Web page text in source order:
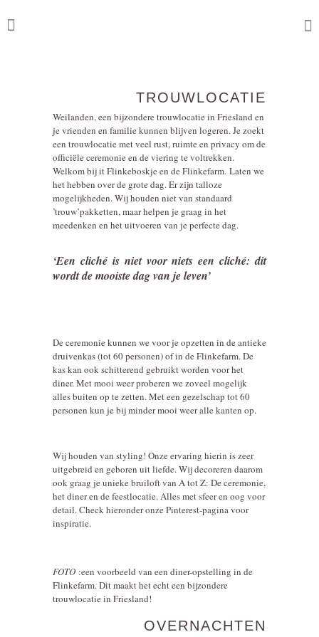
TROUWLOCATIE
Weilanden, een bijzondere trouwlocatie in Friesland en
je vrienden en familie kunnen blijven logeren. Je zoekt
een trouwlocatie met veel rust, ruimte en privacy om de
officiële ceremonie en de viering te voltrekken.
Welkom bij it Flinkeboskje en de Flinkefarm. Laten we
het hebben over de grote dag. Er zijn talloze
mogelijkheden. Wij houden niet van standaard
’trouw’pakketten, maar helpen je graag in het
meedenken en het uitvoeren van je perfecte dag.
‘Een cliché is niet voor niets een cliché: dit
wordt de mooiste dag van je leven’
De ceremonie kunnen we voor je opzetten in de antieke
druivenkas (tot 60 personen) of in de Flinkefarm. De
kas kan ook schitterend gebruikt worden voor het
diner. Met mooi weer proberen we zoveel mogelijk
alles buiten op te zetten. Met een gezelschap tot 60
personen kun je bij minder mooi weer alle kanten op.
Wij houden van styling! Onze ervaring hierin is zeer
uitgebreid en geboren uit liefde. Wij decoreren daarom
ook graag je unieke bruiloft van A tot Z: De ceremonie,
het diner en de feestlocatie. Alles met sfeer en oog voor
detail. Check hieronder onze Pinterest-pagina voor
inspiratie.
FOTO :een voorbeeld van een diner-opstelling in de
Flinkefarm. Dit maakt het echt een bijzondere
trouwlocatie in Friesland!
OVERNACHTEN